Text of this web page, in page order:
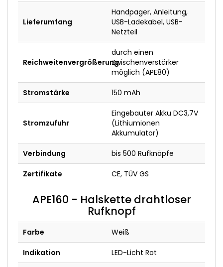
Lieferumfang
Handpager, Anleitung,
USB-Ladekabel, USB-
Netzteil
Reichweitenvergrößerung
durch einen
Zwischenverstärker
möglich (APE80)
Stromstärke 150 mAh
Stromzufuhr
Eingebauter Akku DC3,7V
(Lithiumionen
Akkumulator)
Verbindung bis 500 Rufknöpfe
Zertifikate CE, TÜV GS
APE160 - Halskette drahtloser
Rufknopf
Farbe Weiß
Indikation LED-Licht Rot